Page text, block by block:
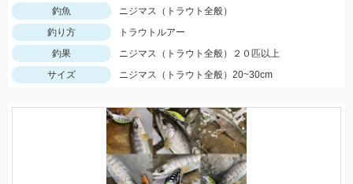
釣魚
ニジマス（トラウト全般）
釣り方
トラウトルアー
釣果
ニジマス（トラウト全般）２０匹以上
サイズ
ニジマス（トラウト全般）20~30cm